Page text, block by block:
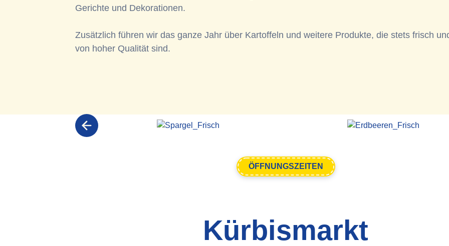
Gerichte und Dekorationen.
Zusätzlich führen wir das ganze Jahr über Kartoffeln und weitere Produkte, die stets frisch
von hoher Qualität sind.
ÖFFNUNGSZEITEN
Kürbismarkt